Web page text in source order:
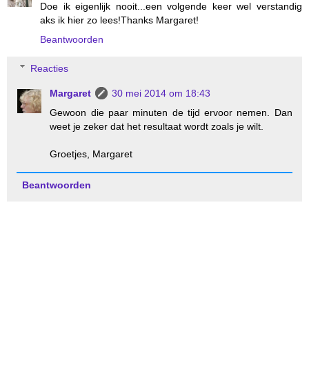
Doe ik eigenlijk nooit...een volgende keer wel verstandig
aks ik hier zo lees!Thanks Margaret!
Beantwoorden
Reacties
Margaret
30 mei 2014 om 18:43
Gewoon die paar minuten de tijd ervoor nemen. Dan
weet je zeker dat het resultaat wordt zoals je wilt.
Groetjes, Margaret
Beantwoorden